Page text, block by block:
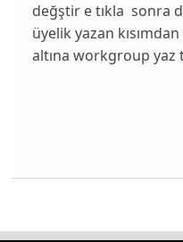
değştir e tıkla sonra
üyelik yazan
altına workgroup yaz